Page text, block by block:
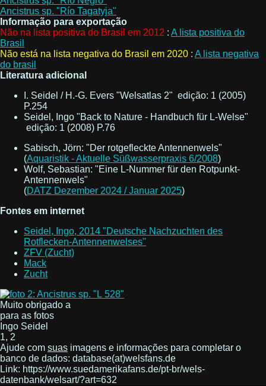
Ancistrus sp. "Río Tagatyja"
Informação para exportação
Não na lista positiva do Brasil em 2012 : A lista positiva do
Brasil
Não está na lista negativa do Brasil em 2020 : A lista negativa
do brasil
Literatura adicional
I. Seidel / H.-G. Evers "Welsatlas 2" edição: 1 (2005)
P.254
Seidel, Ingo "Back to Nature - Handbuch für L-Welse"
edição: 1 (2008) P.76
Sabisch, Jörn: "Der rotgefleckte Antennenwels"
(Aquaristik - Aktuelle Süßwasserpraxis 6/2008)
Wolf, Sebastian: "Eine L-Nummer für den Rotpunkt-
Antennenwels"
(DATZ Dezember 2024 / Januar 2025)
Fontes em internet
Seidel, Ingo, 2014 "Deutsche Nachzuchten des
Rotflecken-Antennenwelses"
ZFV (Zucht)
Mack
Zucht
Muito obrigado a
para as fotos
Ingo Seidel
1, 2
Ajude com suas imagens e informações para completar o
banco de dados: database(at)welsfans.de
Link: https://www.suedamerikafans.de/pt-br/wels-
datenbank/welsart/?art=632